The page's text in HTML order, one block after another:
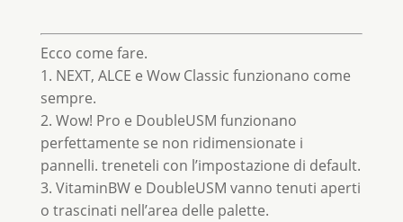
Ecco come fare.
1. NEXT, ALCE e Wow Classic funzionano come
sempre.
2. Wow! Pro e DoubleUSM funzionano
perfettamente se non ridimensionate i
pannelli. treneteli con l’impostazione di default.
3. VitaminBW e DoubleUSM vanno tenuti aperti
o trascinati nell’area delle palette.